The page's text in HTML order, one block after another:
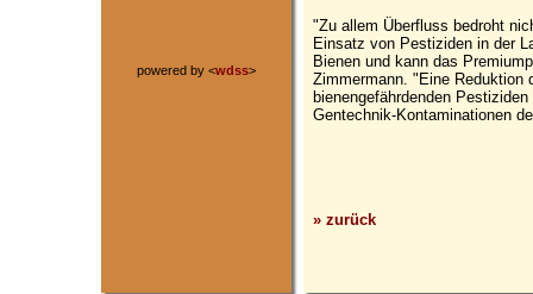
powered by <wdss>
"Zu allem Überfluss bedroht
Einsatz von Pestiziden in der
Bienen und kann das
Zimmermann. "Eine Reduktion
bienengefährdenden
Gentechnik-Kontaminationen
» zurück